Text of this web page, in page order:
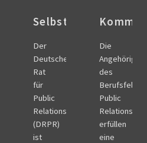
Selbstverständnis
Der
Deutsche
Rat
für
Public
Relations
(DRPR)
ist
Die
Angehörigen
des
Berufsfelds
Public
Relations
erfüllen
eine